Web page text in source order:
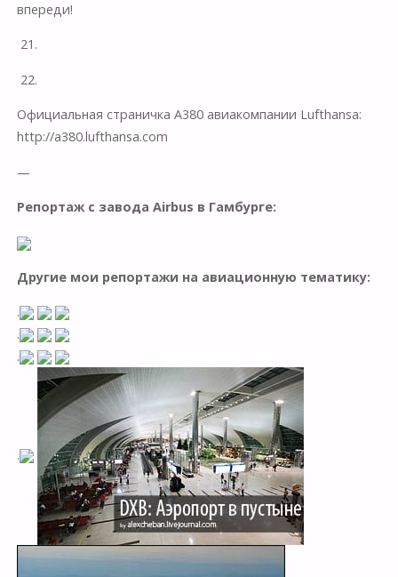
впереди!
21.
22.
Официальная страничка А380 авиакомпании Lufthansa:
http://a380.lufthansa.com
—
Репортаж с завода Airbus в Гамбурге:
Другие мои репортажи на авиационную тематику:
.
.
.
.